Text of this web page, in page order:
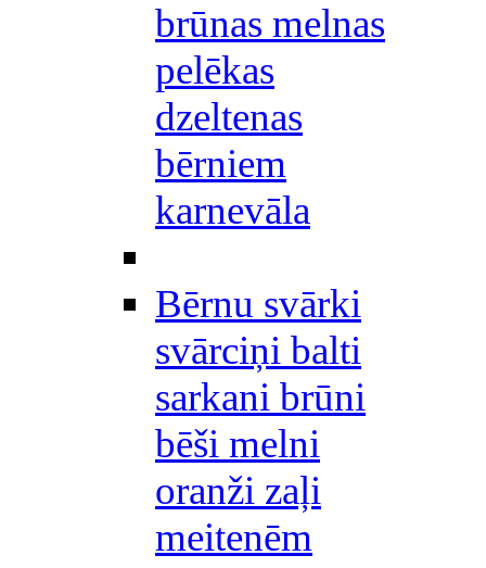
brūnas melnas
pelēkas
dzeltenas
bērniem
karnevāla
Bērnu svārki
svārciņi balti
sarkani brūni
bēši melni
oranži zaļi
meitenēm